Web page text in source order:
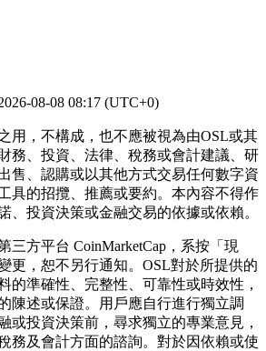
08-08 08:17 (UTC+0)
用，不構成，也不應被視為由OSL或其
務、投資、法律、稅務或會計建議、研
售、認購或以其他方式交易任何數字資
具的招攬、推薦或要約。本內容不得作
、投資決策或金融交易的依據或依賴。
三方平台 CoinMarketCap，系按「現
更，恕不另行通知。OSL對於所提供的
的準確性、完整性、可靠性或時效性，
陳述或保證。用戶應自行進行獨立調
或投資決策前，尋求獨立的專業意見，
務及會計方面的諮詢。對於因依賴或使